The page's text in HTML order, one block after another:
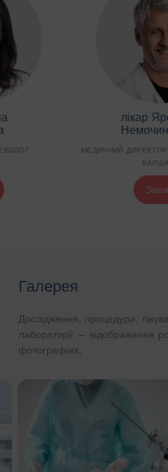
лікар
МЕДИЧНИЙ ДИРЕКТОР
Галерея
Дослідження, процедури,
лабораторії – відображення
фотографіях.